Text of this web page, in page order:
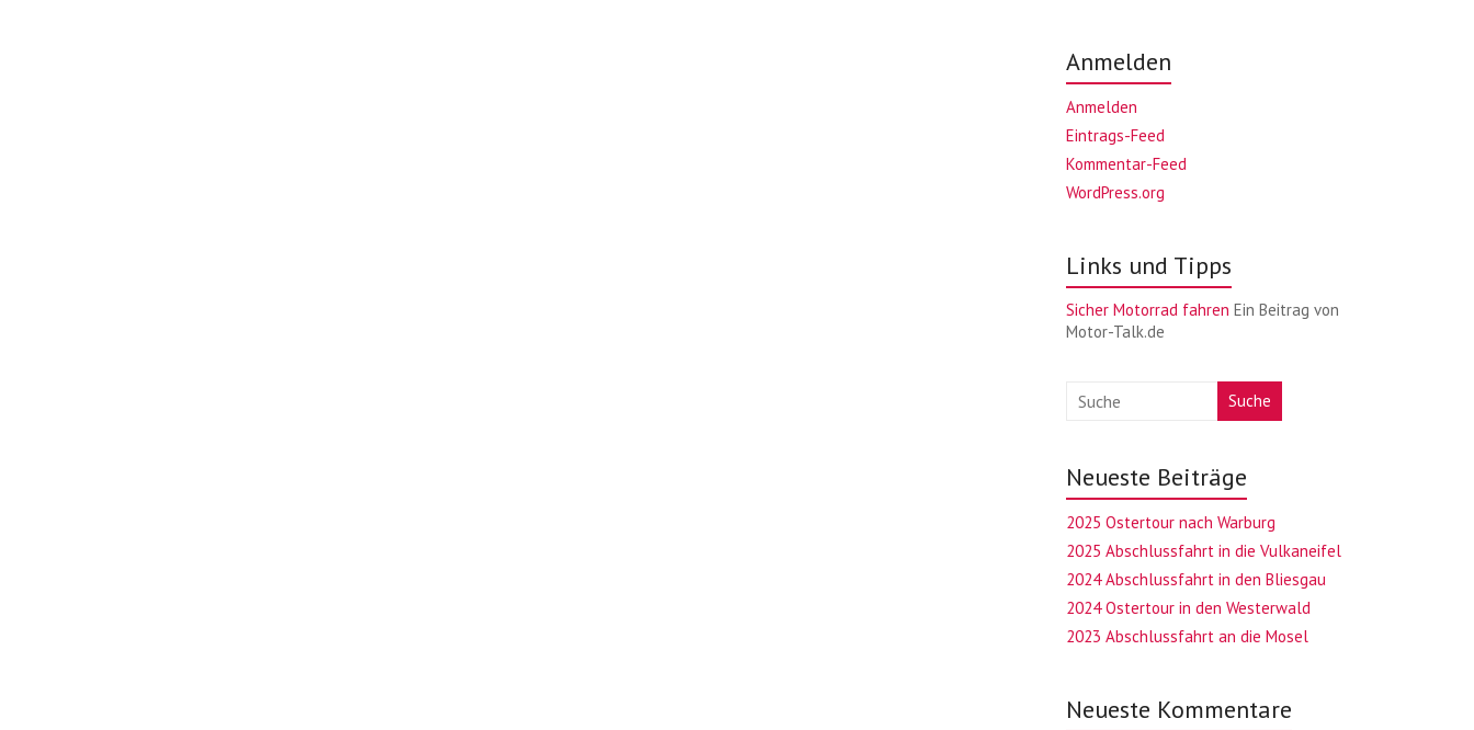
Anmelden
Anmelden
Eintrags-Feed
Kommentar-Feed
WordPress.org
Links und Tipps
Sicher Motorrad fahren Ein Beitrag von
Motor-Talk.de
Suche
Neueste Beiträge
2025 Ostertour nach Warburg
2025 Abschlussfahrt in die Vulkaneifel
2024 Abschlussfahrt in den Bliesgau
2024 Ostertour in den Westerwald
2023 Abschlussfahrt an die Mosel
Neueste Kommentare